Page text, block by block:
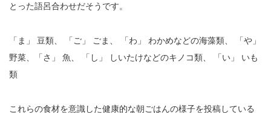
とった語呂合わせだそうです。
「ま」 豆類、 「ご」 ごま、 「わ」 わかめなどの海藻類、 「や」
野菜、「さ」 魚、 「し」 しいたけなどのキノコ類、 「い」 いも
類
これらの食材を意識した健康的な朝ごはんの様子を投稿している